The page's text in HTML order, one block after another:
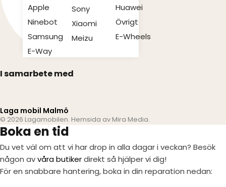
Apple
Ninebot
Samsung
E-Way
Sony
Xiaomi
Meizu
Huawei
Övrigt
E-Wheels
I samarbete med
Laga mobil Malmö
© 2026 Lagamobilen. Hemsida av Mira Media.
Boka en tid
Du vet väl om att vi har drop in alla dagar i veckan? Besök
någon avvåra butikerdirekt så hjälper vi dig!
För en snabbare hantering, boka in din reparation nedan: